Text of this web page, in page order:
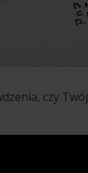
czy Twój